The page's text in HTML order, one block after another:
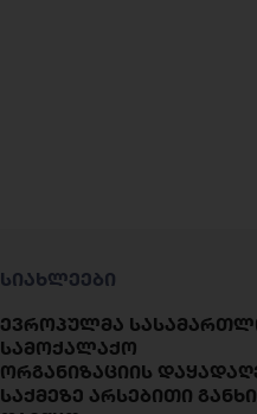
სიახლეები
ევროპულმა
სამოქალაქო
ორგანიზაციის
საქმეზე არსებითი